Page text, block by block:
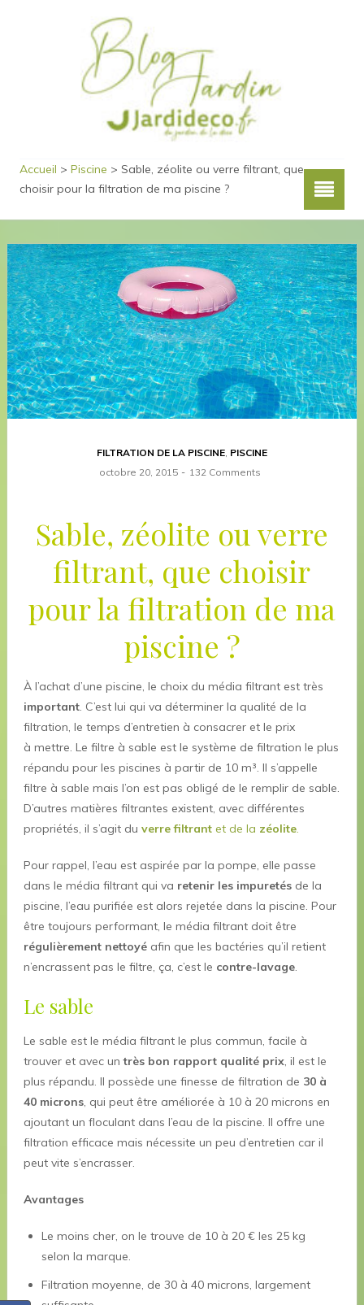
Accueil > Piscine > Sable, zéolite ou verre filtrant, que
choisir pour la filtration de ma piscine ?
FILTRATION DE LA PISCINE, PISCINE
octobre 20, 2015
132 Comments
Sable, zéolite ou verre
filtrant, que choisir
pour la filtration de ma
piscine ?
À l’achat d’une piscine, le choix du média filtrant est très
important. C’est lui qui va déterminer la qualité de la
filtration, le temps d’entretien à consacrer et le prix
à mettre. Le filtre à sable est le système de filtration le plus
répandu pour les piscines à partir de 10 m³. Il s’appelle
filtre à sable mais l’on est pas obligé de le remplir de sable.
D’autres matières filtrantes existent, avec différentes
propriétés, il s’agit du verre filtrantet de la zéolite.
Pour rappel, l’eau est aspirée par la pompe, elle passe
dans le média filtrant qui va retenir les impuretésde la
piscine, l’eau purifiée est alors rejetée dans la piscine. Pour
être toujours performant, le média filtrant doit être
régulièrement nettoyéafin que les bactéries qu’il retient
n’encrassent pas le filtre, ça, c’est le contre-lavage.
Le sable
Le sable est le média filtrant le plus commun, facile à
trouver et avec untrès bon rapport qualité prix, il est le
plus répandu. Il possède une finesse de filtration de 30 à
40 microns, qui peut être améliorée à 10 à 20 microns en
ajoutant un floculant dans l’eau de la piscine. Il offre une
filtration efficace mais nécessite un peu d’entretien car il
peut vite s’encrasser.
Avantages
Le moins cher, on le trouve de 10 à 20 € les 25 kg
selon la marque.
Filtration moyenne, de 30 à 40 microns, largement